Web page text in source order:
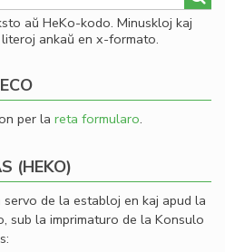
aŭ HeKo-kodo. Minuskloj kaj
ankaŭ en x-formato.
per la reta formularo.
(HEKO)
de la establoj en kaj apud la
sub la imprimaturo de la Konsulo